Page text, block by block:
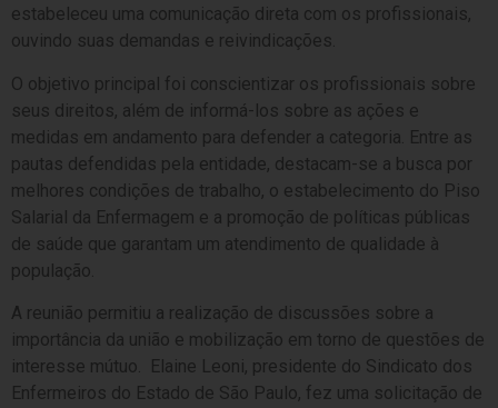
estabeleceu uma comunicação direta com os profissionais,
ouvindo suas demandas e reivindicações.
O objetivo principal foi conscientizar os profissionais sobre
seus direitos, além de informá-los sobre as ações e
medidas em andamento para defender a categoria. Entre as
pautas defendidas pela entidade, destacam-se a busca por
melhores condições de trabalho, o estabelecimento do Piso
Salarial da Enfermagem e a promoção de políticas públicas
de saúde que garantam um atendimento de qualidade à
população.
A reunião permitiu a realização de discussões sobre a
importância da união e mobilização em torno de questões de
interesse mútuo. Elaine Leoni, presidente do Sindicato dos
Enfermeiros do Estado de São Paulo, fez uma solicitação de